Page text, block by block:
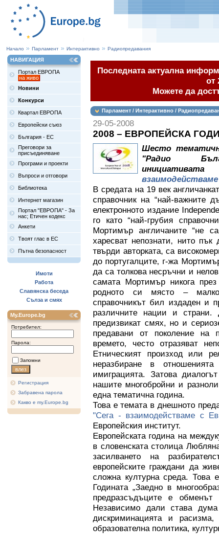
Начало Парламент Интерактивно Радиопредавания
НАВИГАЦИЯ
Портал ЕВРОПА
на живо
Новини
Конкурси
Квартал ЕВРОПА
Европейски съюз
България - ЕС
Преговори за
присъединяване
Програми и проекти
Въпроси и отговори
Библиотека
Интернет магазин
Портал "ЕВРОПА" - За
нас; Етичен кодекс
Анкети
Твоят глас в ЕС
Пътна безопасност
Имоти
Работа
Славянска беседа
Сълза и смях
My.Europe.bg
Потребител:
Парола:
Запомни
Регистрация
Забравена парола
Какво е my.Europe.bg
Последната актуална
от
Можете да
Парламент / Интерактивно /
29-05-2008
2008 – ЕВРОПЕЙСКА
Шесто
"Радио
В средата на 19 век
справочник на “най-важните
електронното издание
го като “най-грубия
Мортимър англичаните “не
харесват непознати, нито пък
твърди авторката, са
до португалците, г-жа
да са толкова несръчни и
самата Мортимър никога
родното си място –
справочникът бил издаден и
различните нации и
предизвикат смях, но и
предавани от поколение на
времето, често отразяват
Етническият произход или
неразбиране в
имиграцията. Затова
нашите многобройни и
една тематична година.
Това е темата в днешното
"Сега - взаимодействаме с
Европейския институт.
Европейската година на
в словенската столица
засилването на
европейските граждани да
сложна културна среда. Това
Годината „Заедно в
предразсъдъците е
Независимо дали става
дискриминацията и
образователна политика,